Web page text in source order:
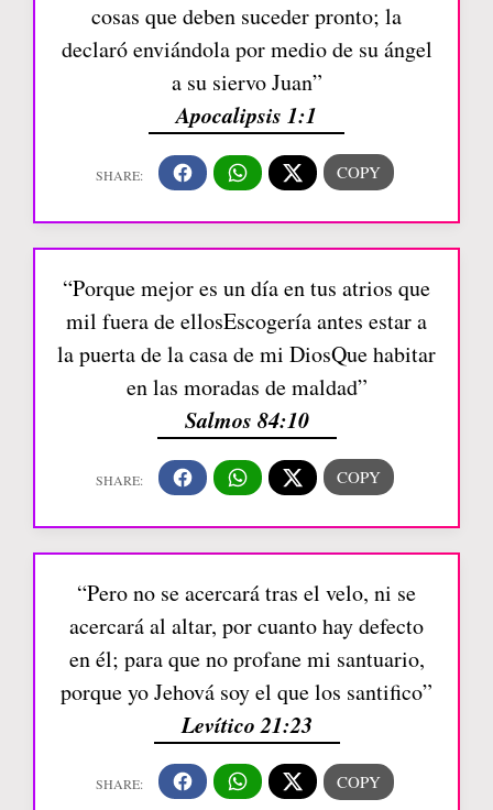
cosas que deben suceder pronto; la
declaró enviándola por medio de su ángel
a su siervo Juan”
Apocalipsis 1:1
“Porque mejor es un día en tus atrios que
mil fuera de ellosEscogería antes estar a
la puerta de la casa de mi DiosQue habitar
en las moradas de maldad”
Salmos 84:10
“Pero no se acercará tras el velo, ni se
acercará al altar, por cuanto hay defecto
en él; para que no profane mi santuario,
porque yo Jehová soy el que los santifico”
Levítico 21:23